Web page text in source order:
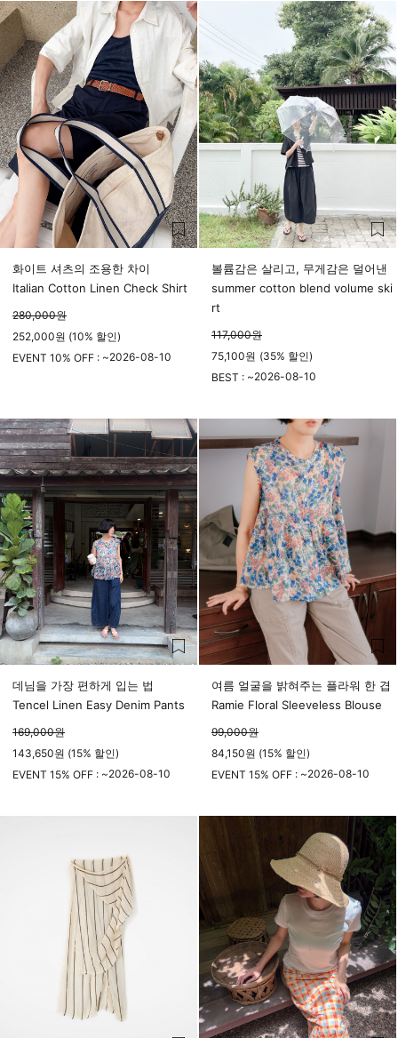
화이트 셔츠의 조용한 차이
Italian Cotton Linen Check Shirt
280,000원
252,000원 (10% 할인)
EVENT 10% OFF : ~2026-08-10
볼륨감은 살리고, 무게감은 덜어낸
summer cotton blend volume ski
rt
117,000원
75,100원 (35% 할인)
BEST : ~2026-08-10
데님을 가장 편하게 입는 법
Tencel Linen Easy Denim Pants
169,000원
143,650원 (15% 할인)
EVENT 15% OFF : ~2026-08-10
여름 얼굴을 밝혀주는 플라워 한 겹
Ramie Floral Sleeveless Blouse
99,000원
84,150원 (15% 할인)
EVENT 15% OFF : ~2026-08-10